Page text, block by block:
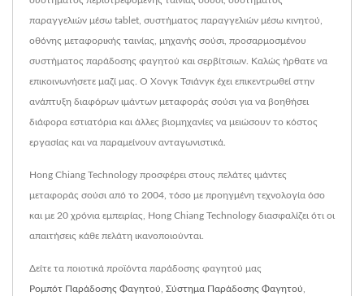
παραγγελιών μέσω tablet, συστήματος παραγγελιών μέσω κινητού,
οθόνης μεταφορικής ταινίας, μηχανής σούσι, προσαρμοσμένου
συστήματος παράδοσης φαγητού και σερβίτσιων. Καλώς ήρθατε να
επικοινωνήσετε μαζί μας. Ο Χονγκ Τσιάνγκ έχει επικεντρωθεί στην
ανάπτυξη διαφόρων ιμάντων μεταφοράς σούσι για να βοηθήσει
διάφορα εστιατόρια και άλλες βιομηχανίες να μειώσουν το κόστος
εργασίας και να παραμείνουν ανταγωνιστικά.
Hong Chiang Technology προσφέρει στους πελάτες ιμάντες
μεταφοράς σούσι από το 2004, τόσο με προηγμένη τεχνολογία όσο
και με 20 χρόνια εμπειρίας, Hong Chiang Technology διασφαλίζει ότι οι
απαιτήσεις κάθε πελάτη ικανοποιούνται.
Δείτε τα ποιοτικά προϊόντα παράδοσης φαγητού μας
Ρομπότ Παράδοσης Φαγητού Σύστημα Παράδοσης Φαγητού